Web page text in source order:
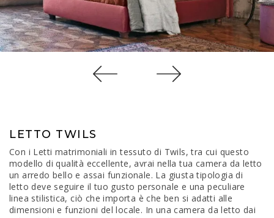
LETTO TWILS
Con i Letti matrimoniali in tessuto di Twils, tra cui questo
modello di qualità eccellente, avrai nella tua camera da letto
un arredo bello e assai funzionale. La giusta tipologia di
letto deve seguire il tuo gusto personale e una peculiare
linea stilistica, ciò che importa è che ben si adatti alle
dimensioni e funzioni del locale. In una camera da letto dai